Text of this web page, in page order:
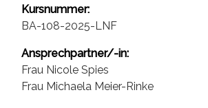
Kursnummer:
BA-108-2025-LNF
Ansprechpartner/-in:
Frau Nicole Spies
Frau Michaela Meier-Rinke